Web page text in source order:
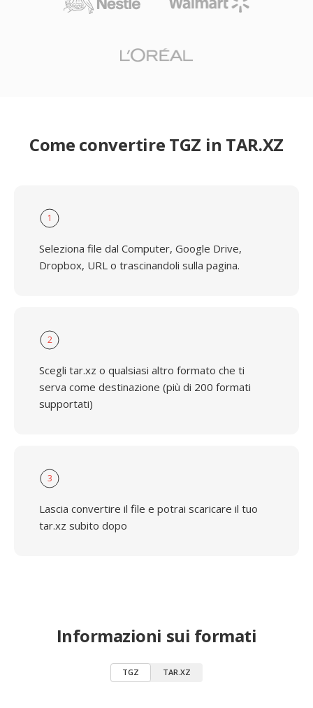
Come convertire TGZ in TAR.XZ
1
Seleziona file dal Computer, Google Drive,
Dropbox, URL o trascinandoli sulla pagina.
2
Scegli tar.xz o qualsiasi altro formato che ti
serva come destinazione (più di 200 formati
supportati)
3
Lascia convertire il file e potrai scaricare il tuo
tar.xz subito dopo
Informazioni sui formati
TGZ TAR.XZ